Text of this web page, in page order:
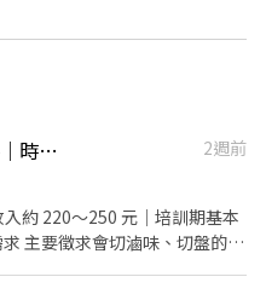
👍 飄香牛肉麵徵滷味切盤熟手｜時薪最高250｜週日固定休
2週前